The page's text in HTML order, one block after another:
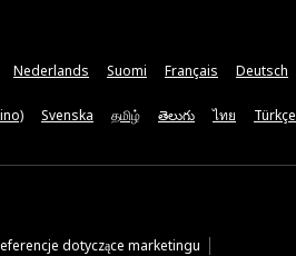
Nederlands Suomi Français Deutsch
Svenska தமிழ் తెలుగు ไทย Türkçe
dotyczące marketingu